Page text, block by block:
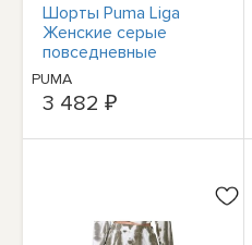
Шорты Puma Liga
Женские серые
повседневные
спортивные штаны
70343213
PUMA
3 482 ₽